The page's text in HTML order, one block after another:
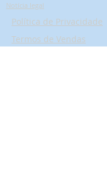
Notícia legal
Política de Privacidade
Termos de Vendas